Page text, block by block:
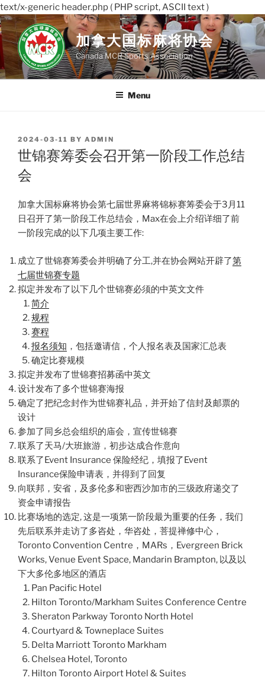
text/x-generic header.php ( PHP script, ASCII text )
Skip
to
content
加拿大国标麻将协会
Canada MCR Sports Association
Menu
POSTED
ON
2024-03-11 BY ADMIN
世锦赛筹委会召开第一阶段工作总结
会
加拿大国标麻将协会第七届世界麻将锦标赛筹委会于3月11
日召开了第一阶段工作总结会，Max在会上介绍详细了前
一阶段完成的以下几项主要工作:
成立了世锦赛筹委会并明确了分工,并在协会网站开辟了第
七届世锦赛专题
拟定并发布了以下几个世锦赛必须的中英文文件
简介
规程
赛程
报名须知 ，包括邀请信，个人报名表及国家汇总表
确定比赛规模
拟定并发布了世锦赛招募函中英文
设计发布了多个世锦赛海报
确定了把纪念封作为世锦赛礼品，并开始了信封及邮票的
设计
参加了同乡总会组织的庙会，宣传世锦赛
联系了天马/大班旅游，初步达成合作意向
联系了Event Insurance 保险经纪，填报了Event
Insurance保险申请表，并得到了回复
向联邦，安省，及多伦多和密西沙加市的三级政府递交了
资金申请报告
比赛场地的选定, 这是一项第一阶段最为重要的任务，我们
先后联系并走访了多咨处，华咨处，菩提禅修中心，
Toronto Convention Centre，MARs，Evergreen Brick
Works, Venue Event Space, Mandarin Brampton, 以及以
下大多伦多地区的酒店
Pan Pacific Hotel
Hilton Toronto/Markham Suites Conference Centre
Sheraton Parkway Toronto North Hotel
Courtyard & Towneplace Suites
Delta Marriott Toronto Markham
Chelsea Hotel, Toronto
Hilton Toronto Airport Hotel & Suites